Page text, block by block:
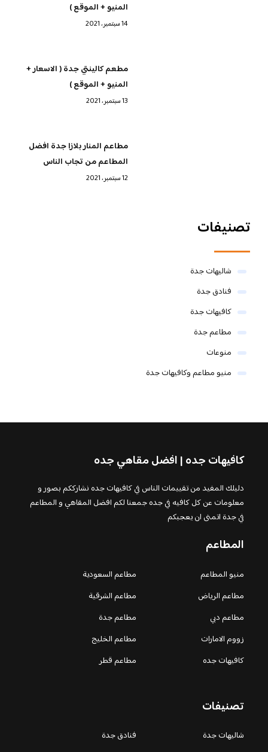
المنيو + الموقع )
14 سبتمبر، 2021
مطعم كالينتي جدة ( الاسعار +
المنيو + الموقع )
13 سبتمبر، 2021
مطاعم المنار بلازا جدة افضل
المطاعم من تجاب الناس
12 سبتمبر، 2021
تصنيفات
شاليهات جدة
فنادق جدة
كافيهات جدة
مطاعم جدة
منوعات
منيو مطاعم وكافيهات جدة
كافيهات جده | افضل مقاهي جده
دليلك المفيد من تقييمات الناس في كافيهات جده نشارككم بصور و
معلومات عن كل كافيه في جده جمعنا لكم افضل المقاهي و المطاعم
في جدة اتمنى ان يعجبكم
المطاعم
منيو المطاعم
مطاعم السعودية
مطاعم الرياض
مطاعم الشرقية
مطاعم دبي
مطاعم جدة
زووم الامارات
مطاعم الخليج
كافيهات جده
مطاعم قطر
تصنيفات
شاليهات جدة
فنادق جدة